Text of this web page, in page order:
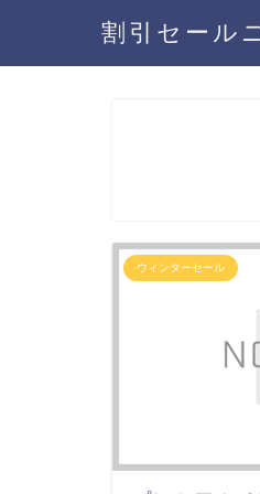
割引セール
ウィンターセール